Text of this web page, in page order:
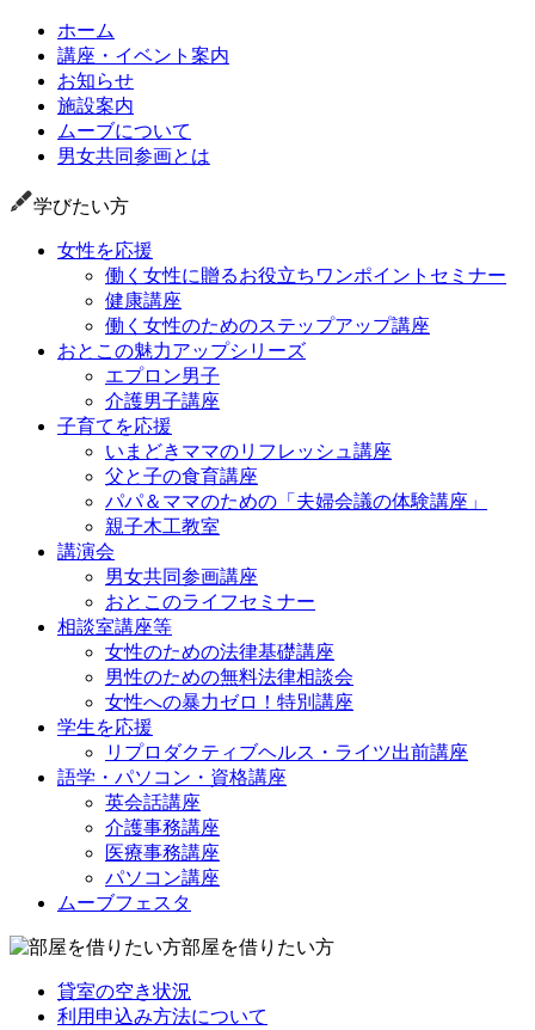
ホーム
講座・イベント案内
お知らせ
施設案内
ムーブについて
男女共同参画とは
学びたい方
女性を応援
働く女性に贈るお役立ちワンポイントセミナー
健康講座
働く女性のためのステップアップ講座
おとこの魅力アップシリーズ
エプロン男子
介護男子講座
子育てを応援
いまどきママのリフレッシュ講座
父と子の食育講座
パパ＆ママのための「夫婦会議の体験講座」
親子木工教室
講演会
男女共同参画講座
おとこのライフセミナー
相談室講座等
女性のための法律基礎講座
男性のための無料法律相談会
女性への暴力ゼロ！特別講座
学生を応援
リプロダクティブヘルス・ライツ出前講座
語学・パソコン・資格講座
英会話講座
介護事務講座
医療事務講座
パソコン講座
ムーブフェスタ
部屋を借りたい方
貸室の空き状況
利用申込み方法について